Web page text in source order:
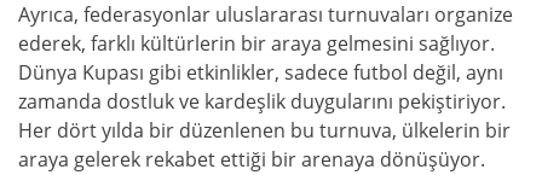
Ayrıca, federasyonlar uluslararası turnuvaları organize
ederek, farklı kültürlerin bir araya gelmesini sağlıyor.
Dünya Kupası gibi etkinlikler, sadece futbol değil, aynı
zamanda dostluk ve kardeşlik duygularını pekiştiriyor.
Her dört yılda bir düzenlenen bu turnuva, ülkelerin bir
araya gelerek rekabet ettiği bir arenaya dönüşüyor.